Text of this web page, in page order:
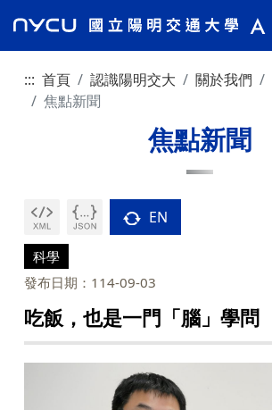
::: 首頁 認識陽明交大 關於我們
焦點新聞
焦點新聞
EN
科學
發布日期：114-09-03
吃飯，也是一門「腦」學問